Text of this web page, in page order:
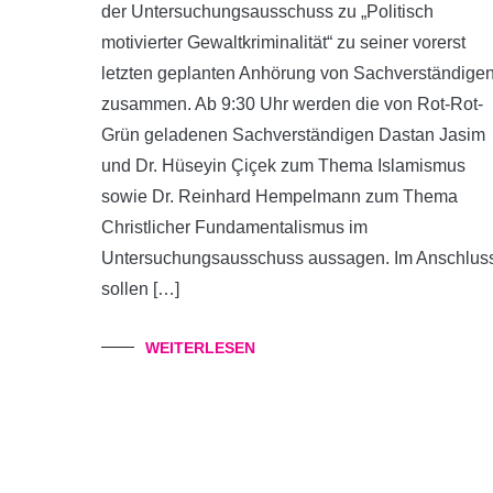
der Untersuchungsausschuss zu „Politisch
motivierter Gewaltkriminalität“ zu seiner vorerst
letzten geplanten Anhörung von
zusammen. Ab 9:30 Uhr werden die von Rot-Rot-
Grün geladenen Sachverständigen Dastan Jasim
und Dr. Hüseyin Çiçek zum Thema Islamismus
sowie Dr. Reinhard Hempelmann zum Thema
Christlicher Fundamentalismus im
Untersuchungsausschuss aussagen. Im
sollen […]
WEITERLESEN